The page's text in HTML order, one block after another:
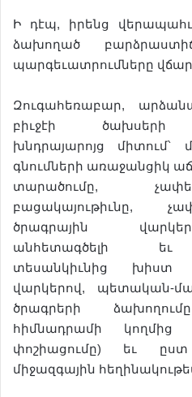
Ի դէպ, իրենց
ձախողած
պարգեւատրումները
Զուգահեռաբար,
բիւջէի ծախսերի
խնդրայարոյց
գնումների առաջանցիկ
տարածումը,
բացակայութիւնը,
ծրագրային
անհետագծելի եւ
տեսանկիւնից խիստ
վարկերով, պետական-
ծրագրերի
հիմնադրամի
փոշիացումը) եւ
միջազգային